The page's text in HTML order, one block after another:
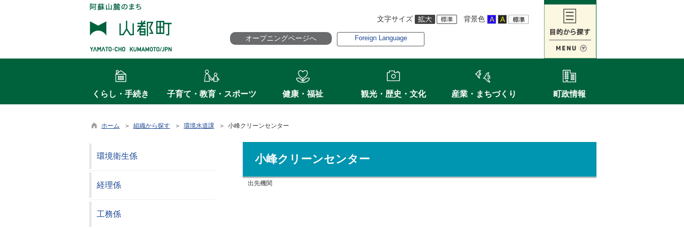
文字サイズ 背景色
オープニングページへ Foreign Language
くらし・手続き 子育て・教育・スポーツ 健康・福祉 観光・歴史・文化 産業・まちづくり 町政情報
ホーム ＞ 組織から探す ＞ 環境水道課 ＞ 小峰クリーンセンター
小峰クリーンセンター
出先機関
環境衛生係
経理係
工務係